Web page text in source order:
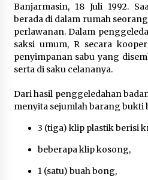
Banjarmasin, 18 Juli 1992.
berada di dalam rumah
perlawanan. Dalam
saksi umum, R secara
penyimpanan sabu yang
serta di saku celananya.
Dari hasil penggeledahan
menyita sejumlah barang bukti
3 (tiga) klip plastik berisi
beberapa klip kosong,
1 (satu) buah bong,